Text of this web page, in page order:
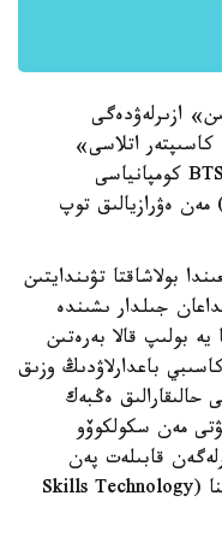
ازىرلەۋدەگى
كاسىپتەر اتلاسى»
(حالىقارالىق جوبا، رەسەي)، BTS Digital كومپانياسى
ەۋرازيالىق توپ
بولاشاقتا تۋىندايتىن
جىلدار ىشىندە
يە بولىپ قالا بەرەتىن
باعدارلاۋدىڭ وزىق
ادىستەمەسى 2014-جىلى حالىقارالىق ەڭبەك
مەن سكولكوۆو
قابىلەت پەن
قۇزىرەتتەردىڭ تەحنولوگيالىق فورسايتىنا (Skills Technology